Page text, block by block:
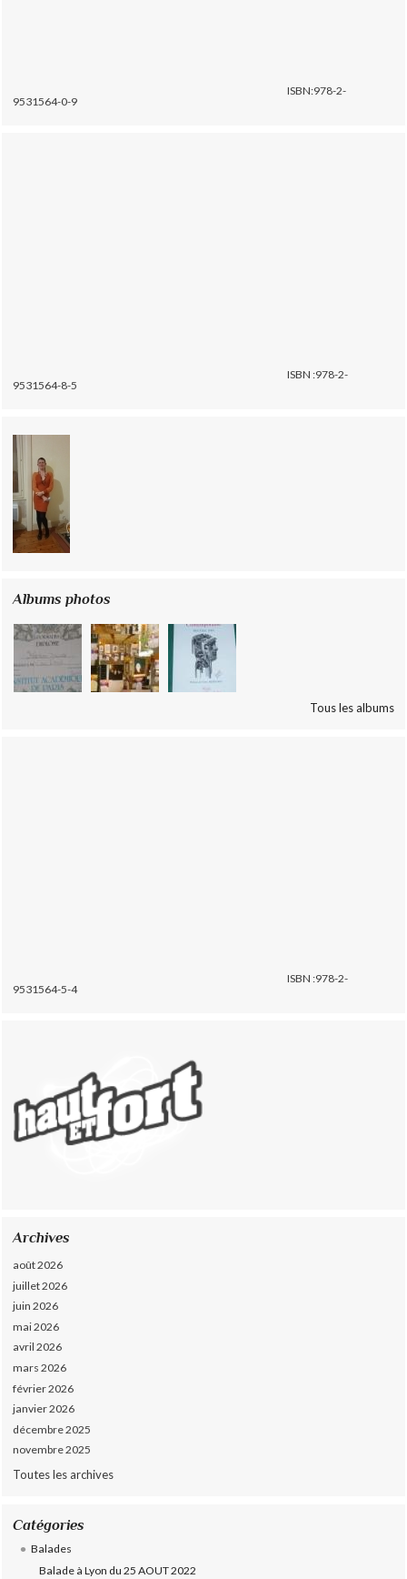
ISBN:978-2-
9531564-0-9
ISBN :978-2-
9531564-8-5
Albums photos
Tous les albums
ISBN :978-2-
9531564-5-4
Archives
août 2026
juillet 2026
juin 2026
mai 2026
avril 2026
mars 2026
février 2026
janvier 2026
décembre 2025
novembre 2025
Toutes les archives
Catégories
Balades
Balade à Lyon du 25 AOUT 2022